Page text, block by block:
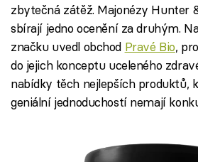
zbytečná zátěž. Majonézy Hunter
sbírají jedno ocenění za druhým.
značku uvedl obchod Pravé Bio,
do jejich konceptu uceleného
nabídky těch nejlepších produktů,
geniální jednoduchostí nemají